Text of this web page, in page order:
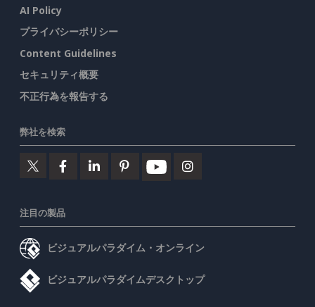
AI Policy
プライバシーポリシー
Content Guidelines
セキュリティ概要
不正行為を報告する
弊社を検索
注目の製品
ビジュアルパラダイム・オンライン
ビジュアルパラダイムデスクトップ